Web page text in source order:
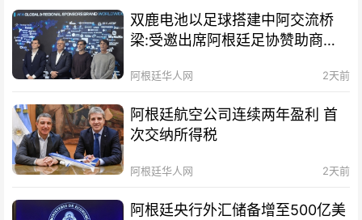
双鹿电池以足球搭建中阿交流桥
梁:受邀出席阿根廷足协赞助商招
阿根廷华人网 2天前
阿根廷航空公司连续两年盈利 首
次交纳所得税
阿根廷华人网 2天前
阿根廷央行外汇储备增至500亿美